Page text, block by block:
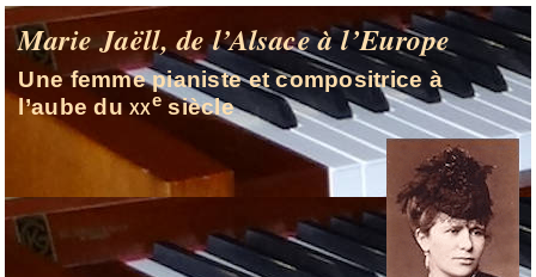
Marie Jaëll, de l’Alsace à l’Europe
Une femme pianiste et compositrice à
l’aube duxxesiècle